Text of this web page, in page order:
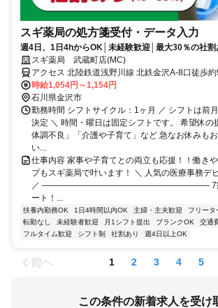
スギ薬局の処方箋受付・データ入力
週4日、1日4hからOK│未経験歓迎│最大30％の社割
スギ薬局 武蔵町店(MC)
アクセス 北陸鉄道浅野川線 北鉄金沢A-8口徒歩約
線 金沢徒歩約10分、連絡バス 金沢徒歩約10分
時給1,054円～1,154円
石川県金沢市
勤務時間 シフトサイクル：1ヶ月 ／ シフトは前
決定 ＼ 時間・曜日は固定シフトです。 希望休の
体調不良」「介護や子育て」など 急なお休みも
い...
仕事内容 家事や子育てとの両立も応援！！働き
プもスギ薬局で叶います！ ＼ 人気の医療事務デ
／ ―――――――――――――――――――― 7割以
ート！...
扶養内勤務OK 1日4時間以内OK 主婦・主夫歓迎 フリータ
転勤なし
未経験者歓迎 月1シフト提出 ブランクOK 交通
フルタイム歓迎
シフト制 社割あり 週4日以上OK
前へ 1 2 3 4 5
この条件の新着求人を受け